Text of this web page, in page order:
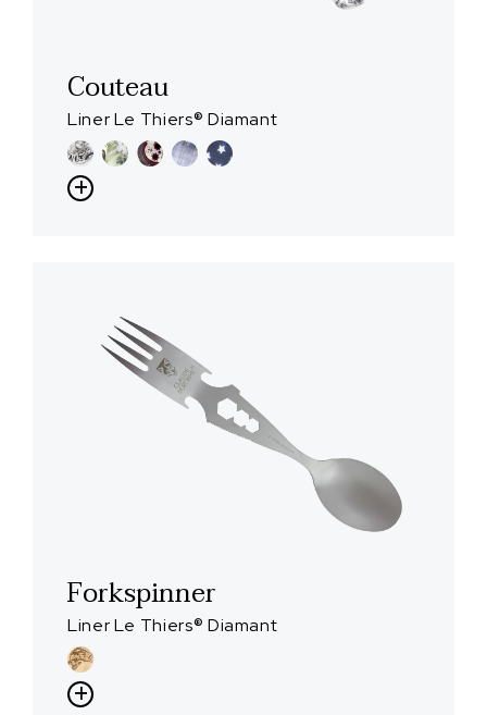
Couteau
Liner Le Thiers® Diamant
Forkspinner
Liner Le Thiers® Diamant